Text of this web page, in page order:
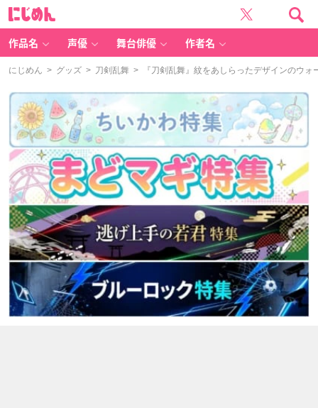
作品名 声優 舞台俳優 作者名
にじめん > グッズ > 刀剣乱舞 > 『刀剣乱舞』紋をあしらったデザインのウォ